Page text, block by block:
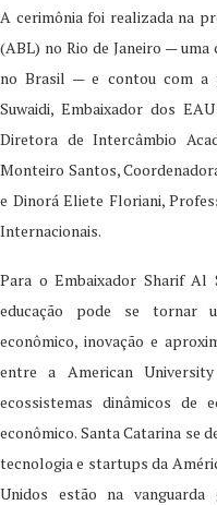
A cerimônia foi realizada na
(ABL) no Rio de Janeiro — uma
no Brasil — e contou com a
Suwaidi, Embaixador dos
Diretora de Intercâmbio
Monteiro Santos,
e Dinorá Eliete Floriani,
Internacionais.
Para o Embaixador Sharif Al
educação pode se tornar
econômico, inovação e
entre a American
ecossistemas dinâmicos de
econômico. Santa Catarina se
tecnologia e startups da
Unidos estão na